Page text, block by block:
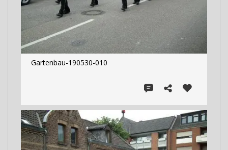
Gartenbau-190530-010